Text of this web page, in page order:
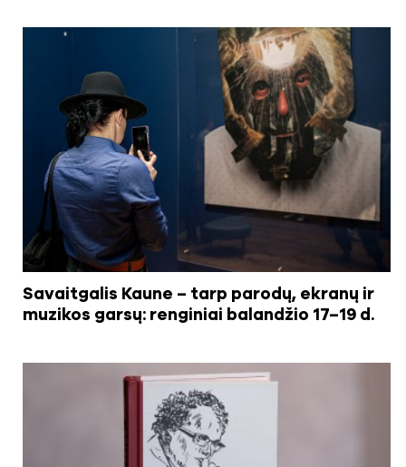
Savaitgalis Kaune – tarp parodų, ekranų ir
muzikos garsų: renginiai balandžio 17–19 d.